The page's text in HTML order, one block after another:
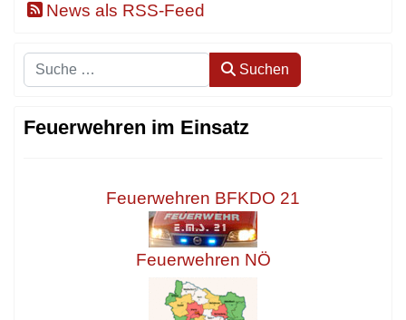
News als RSS-Feed
Suchen Suchen
Feuerwehren im Einsatz
Feuerwehren BFKDO 21
Feuerwehren NÖ